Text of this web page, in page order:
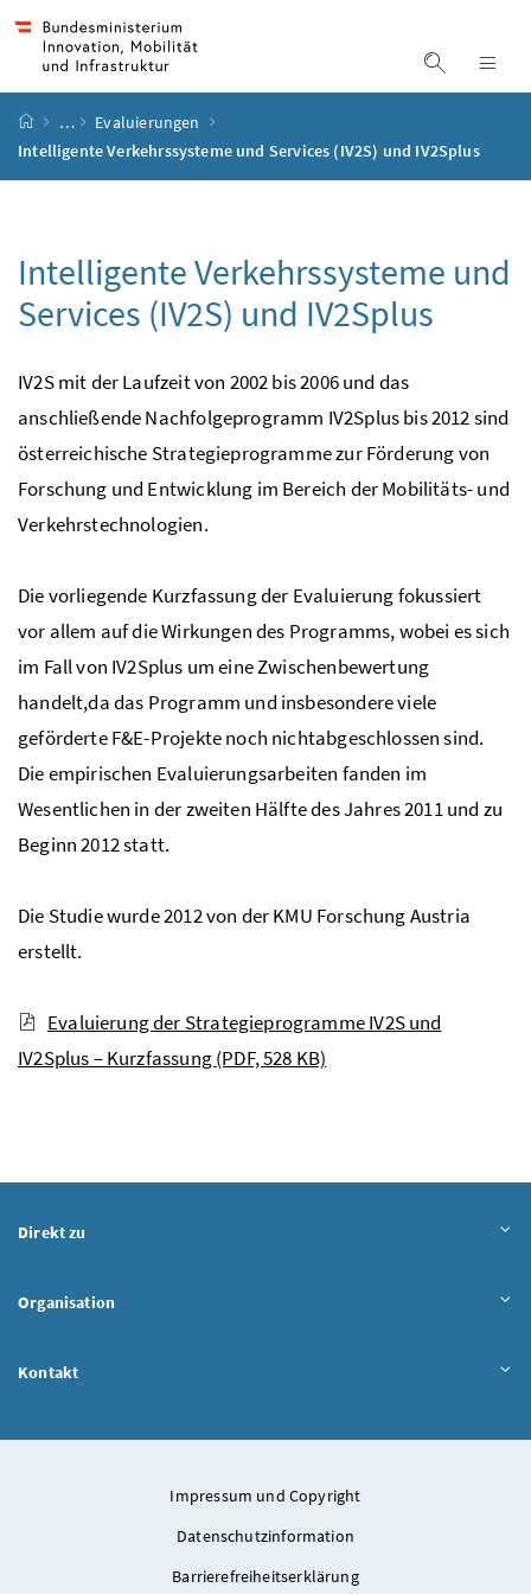
Suche
Startseite
…
Evaluierungen
Intelligente Verkehrssysteme und Services (IV2S) und IV2Splus
Intelligente Verkehrssysteme und
Services (IV2S) und IV2Splus
IV2S mit der Laufzeit von 2002 bis 2006 und das
anschließende Nachfolgeprogramm IV2Splus bis 2012 sind
österreichische Strategieprogramme zur Förderung von
Forschung und Entwicklung im Bereich der Mobilitäts- und
Verkehrstechnologien.
Die vorliegende Kurzfassung der Evaluierung fokussiert
vor allem auf die Wirkungen des Programms, wobei es sich
im Fall von IV2Splus um eine Zwischenbewertung
handelt,da das Programm und insbesondere viele
geförderteF&E-Projekte noch nichtabgeschlossen sind.
Die empirischen Evaluierungsarbeiten fanden im
Wesentlichen in der zweiten Hälfte des Jahres 2011 und zu
Beginn 2012 statt.
Die Studie wurde 2012 von derKMU Forschung Austria
erstellt.
Evaluierung der Strategieprogramme IV2S und
IV2Splus – Kurzfassung(PDF, 528 KB)
Direkt zu
Organisation
Kontakt
Impressum und Copyright
Datenschutzinformation
Barrierefreiheitserklärung